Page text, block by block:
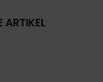
ARTIKEL